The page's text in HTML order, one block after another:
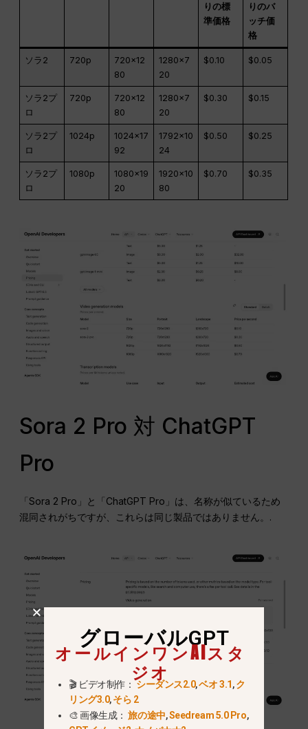
りの標
準価格
りのバ
ッチ価
格
ソラ2 720p
720×12
80
1280×7
20
$0.10 $0.05
ソラ2プ
ロ
720p
720×12
80
1280×7
20
$0.30 $0.15
ソラ2プ
ロ
1024p
1024×17
92
1792×10
24
$0.50 $0.25
ソラ2プ
ロ
1080p
1080×19
20
1920×10
80
$0.70 $0.35
Sora 2 Pro 対 ChatGPT
Pro
「Sora 2 Pro」と「ChatGPT Pro」は、名称が似ているため
混同されがちですが、これらは同じ製品ではありません。.
グローバルGPT
オールインワンAIスタ
ジオ
🎬 ビデオ制作：シーダンス2.0,ベオ 3.1,ク
リング3.0,そら 2
🎨 画像生成：旅の途中,Seedream 5.0 Pro,